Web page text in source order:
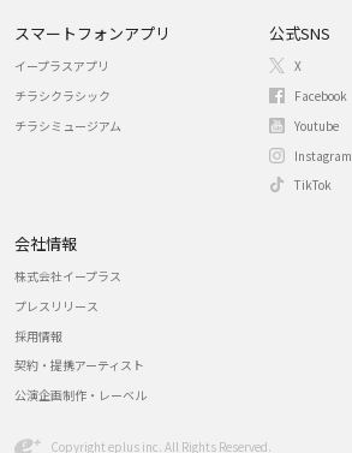
スマートフォンアプリ
イープラスアプリ
チラシクラシック
チラシミュージアム
公式SNS
X
Facebook
Youtube
Instagram
TikTok
会社情報
株式会社イープラス
プレスリリース
採用情報
契約・提携アーティスト
公演企画制作・レーベル
Copyright eplus inc. All Rights Reserved.